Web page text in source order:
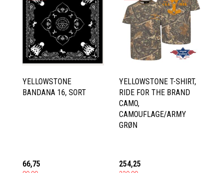
YELLOWSTONE
BANDANA 16, SORT
66,75
YELLOWSTONE T-SHIRT,
RIDE FOR THE BRAND
CAMO,
CAMOUFLAGE/ARMY
GRØN
254,25